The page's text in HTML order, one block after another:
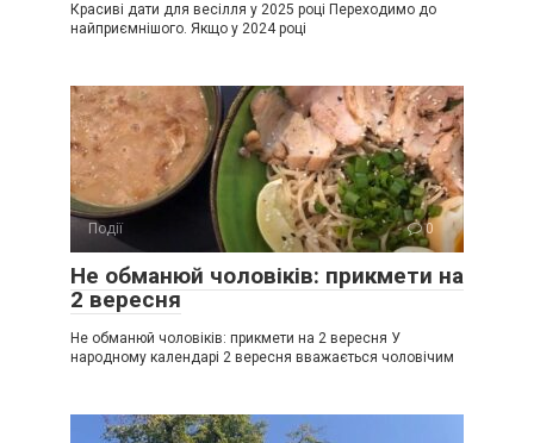
Красиві дати для весілля у 2025 році Переходимо до
найприємнішого. Якщо у 2024 році
Події 0
Не обманюй чоловіків: прикмети на
2 вересня
Не обманюй чоловіків: прикмети на 2 вересня У
народному календарі 2 вересня вважається чоловічим